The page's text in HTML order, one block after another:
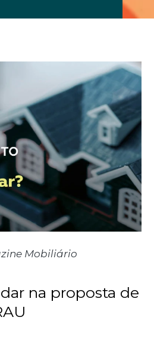
Mobiliário
na proposta de